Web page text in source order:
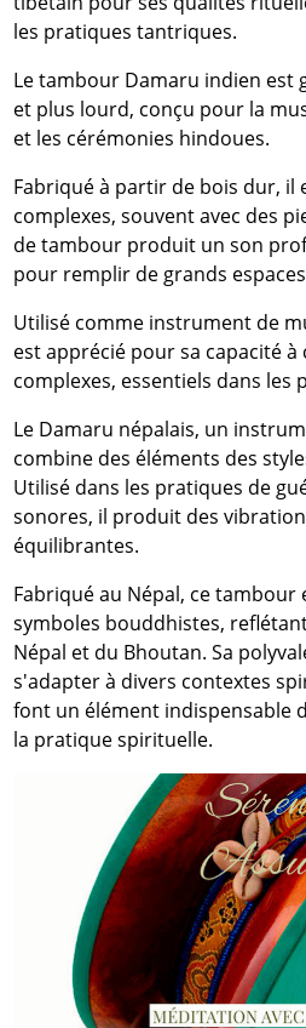
les pratiques tantriques.
Le tambour Damaru indien est
et plus lourd, conçu pour la
et les cérémonies hindoues.
Fabriqué à partir de bois dur, il
complexes, souvent avec des
de tambour produit un son
pour remplir de grands
Utilisé comme instrument de
est apprécié pour sa capacité
complexes, essentiels dans les
Le Damaru népalais, un
combine des éléments des
Utilisé dans les pratiques de
sonores, il produit des
équilibrantes.
Fabriqué au Népal, ce
symboles bouddhistes,
Népal et du Bhoutan. Sa
s'adapter à divers contextes
font un élément indispensable
la pratique spirituelle.